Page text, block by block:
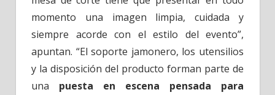
momento una imagen limpia, cuidada y
siempre acorde con el estilo del evento”,
apuntan. “El soporte jamonero, los utensilios
y la disposición del producto forman parte de
una puesta en escena pensada para